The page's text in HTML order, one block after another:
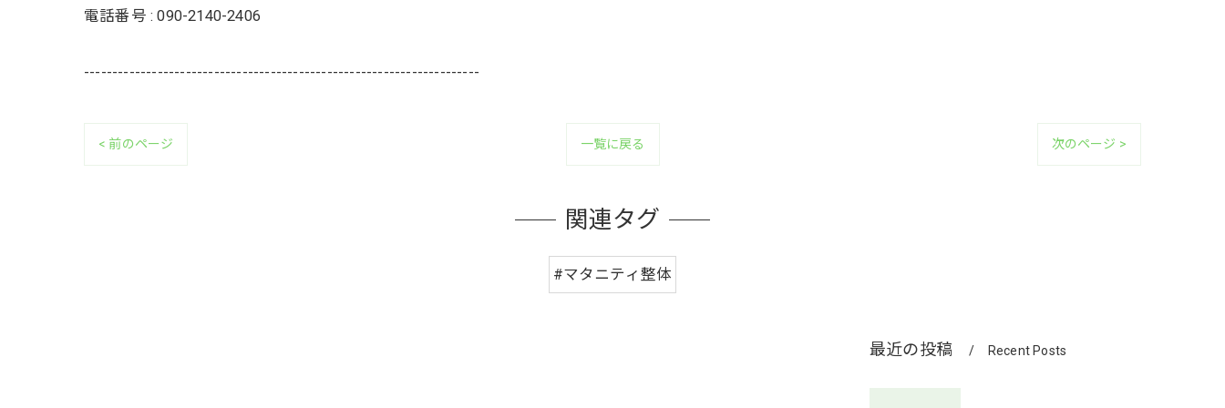
電話番号 : 090-2140-2406
----------------------------------------------------------------------
< 前のページ 一覧に戻る 次のページ >
関連タグ
#マタニティ整体
最近の投稿 Recent Posts